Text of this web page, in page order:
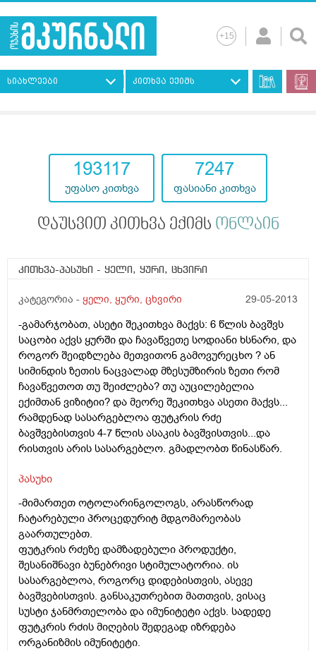
სიახლეები კითხვა ექიმს
193117
უფასო კითხვა
7247
ფასიანი კითხვა
დაუსვით კითხვა ექიმს ონლაინ
კითხვა-პასუხი - ყელი, ყური, ცხვირი
კატეგორია - ყელი, ყური, ცხვირი 29-05-2013
-გამარჯობათ, ასეტი შეკითხვა მაქვს: 6 წლის ბავშვს
საცობი აქვს ყურში და ჩავაწვეთე სოდიანი ხსნარი, და
როგორ შეიდზლება მეთვითონ გამოვურეცხო ? ან
სიმინდის ზეთის ნაცვალად მზესუმზირის ზეთი რომ
ჩავაწვეთოთ თუ შეიძლება? თუ აუცილებელია
ექიმთან ვიზიტიი? და მეორე შეკითხვა ასეთი მაქვს...
რამდენად სასარგებლოა ფუტკრის რძე
ბავშვებისთვის 4-7 წლის ასაკის ბავშვისთვის...და
რისთვის არის სასარგებლო. გმადლობთ წინასწარ.
პასუხი
-მიმართეთ ოტოლარინგოლოგს, არასწორად
ჩატარებული პროცედურიტ მდგომარეობას
გაართულებთ.
ფუტკრის რძეზე დამზადებული პროდუქტი,
შესანიშნავი ბუნებრივი სტიმულატორია. ის
სასარგებლოა, როგორც დიდებისთვის, ასევე
ბავშვებისთვის. განსაკუთრებით მათთვის, ვისაც
სუსტი ჯანმრთელობა და იმუნიტეტი აქვს. სადედე
ფუტკრის რძის მიღების შედეგად იზრდება
ორგანიზმის იმუნიტეტი.